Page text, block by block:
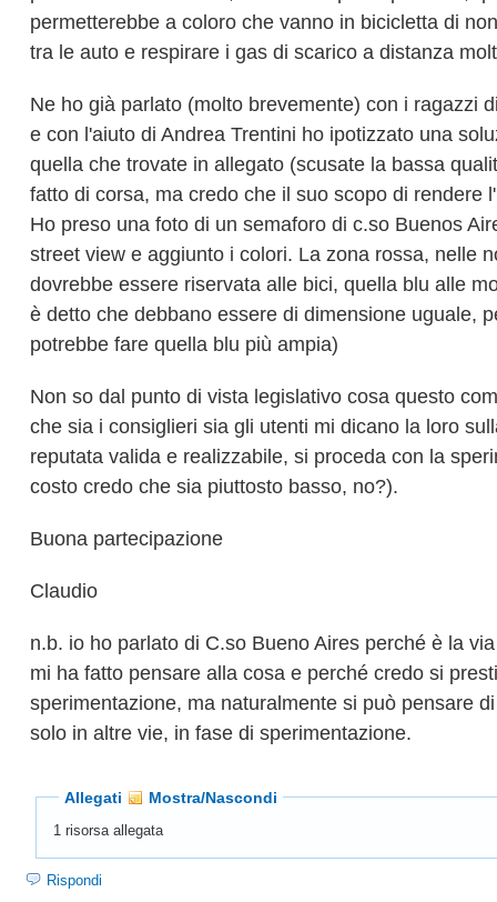
permetterebbe a coloro che vanno in bicicletta di
tra le auto e respirare i gas di scarico a distanza
Ne ho già parlato (molto brevemente) con i ragazzi
e con l'aiuto di Andrea Trentini ho ipotizzato una
quella che trovate in allegato (scusate la bassa
fatto di corsa, ma credo che il suo scopo di rendere
Ho preso una foto di un semaforo di c.so Buenos
street view e aggiunto i colori. La zona rossa, nelle
dovrebbe essere riservata alle bici, quella blu alle
è detto che debbano essere di dimensione uguale,
potrebbe fare quella blu più ampia)
Non so dal punto di vista legislativo cosa questo
che sia i consiglieri sia gli utenti mi dicano la loro
reputata valida e realizzabile, si proceda con la
costo credo che sia piuttosto basso, no?).
Buona partecipazione
Claudio
n.b. io ho parlato di C.so Bueno Aires perché è la
mi ha fatto pensare alla cosa e perché credo si
sperimentazione, ma naturalmente si può pensare
solo in altre vie, in fase di sperimentazione.
Allegati Mostra/Nascondi
1 risorsa allegata
Rispondi